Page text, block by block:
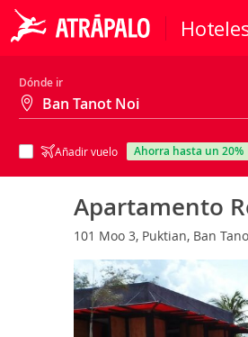
Dónde ir
Añadir vuelo ahorra hasta un 20%
Apartamento
101 Moo 3, Puktian, Ban